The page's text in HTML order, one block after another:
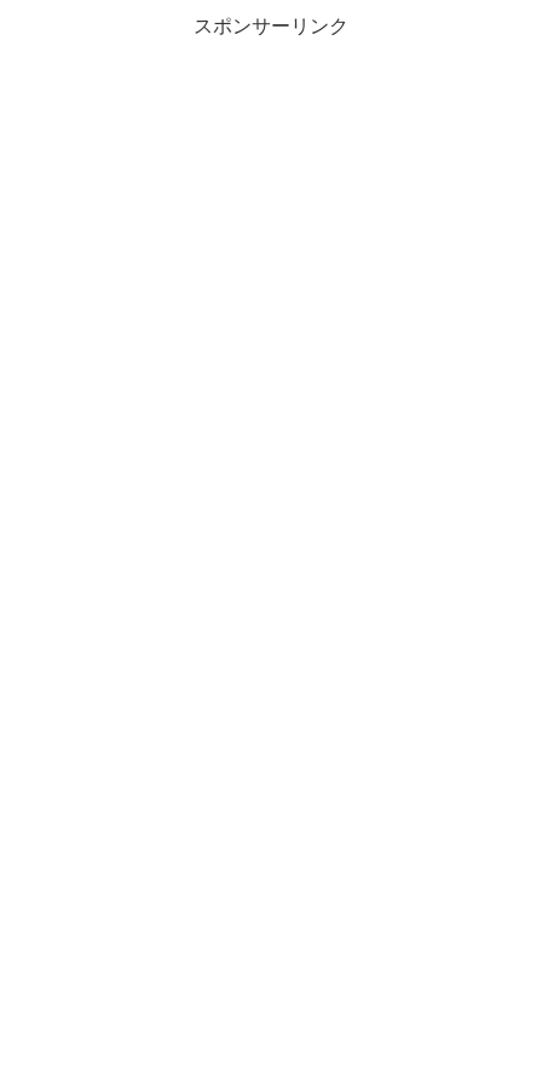
スポンサーリンク